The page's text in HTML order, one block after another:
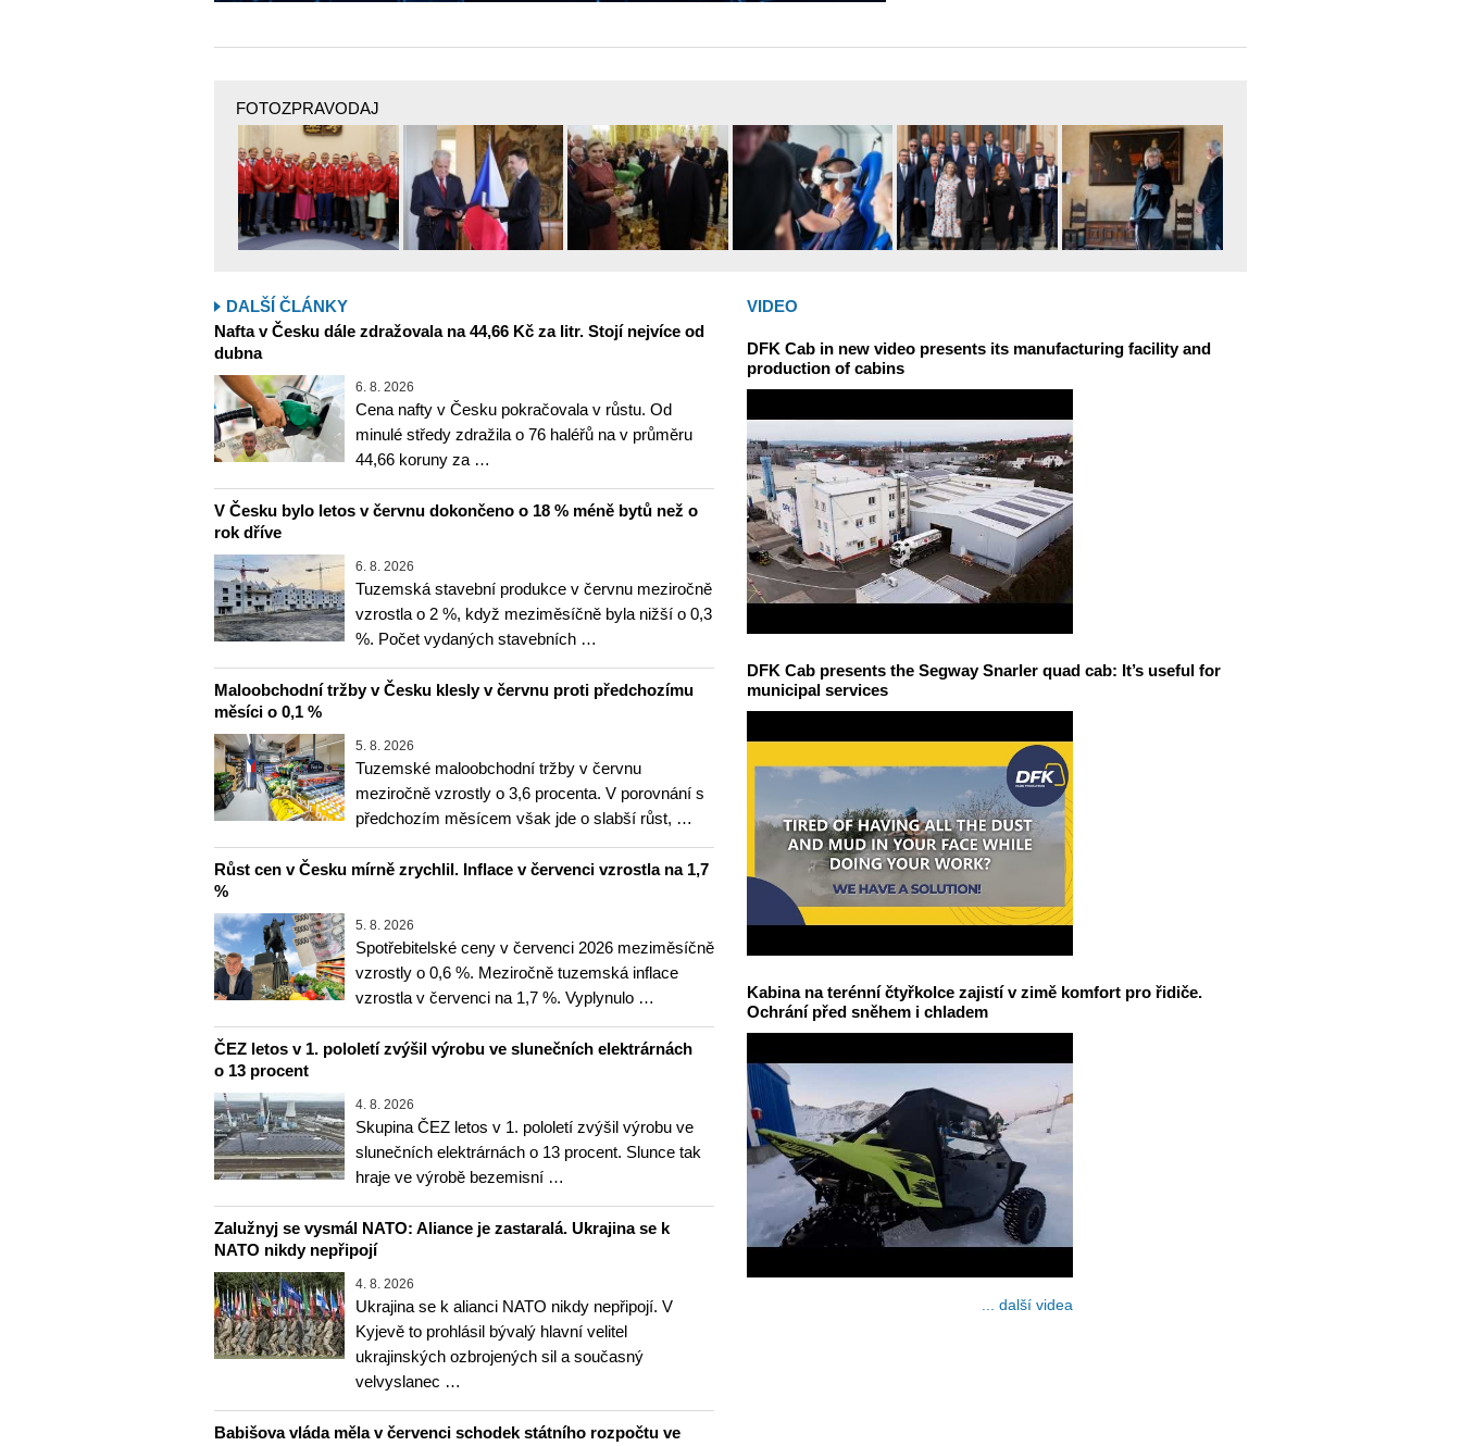
FOTOZPRAVODAJ
DALŠÍ ČLÁNKY
Nafta v Česku dále zdražovala na 44,66 Kč za litr. Stojí nejvíce od
dubna
6. 8. 2026
Cena nafty v Česku pokračovala v růstu. Od
minulé středy zdražila o 76 haléřů na v průměru
44,66 koruny za …
V Česku bylo letos v červnu dokončeno o 18 % méně bytů než o
rok dříve
6. 8. 2026
Tuzemská stavební produkce v červnu meziročně
vzrostla o 2 %, když meziměsíčně byla nižší o 0,3
%. Počet vydaných stavebních …
Maloobchodní tržby v Česku klesly v červnu proti předchozímu
měsíci o 0,1 %
5. 8. 2026
Tuzemské maloobchodní tržby v červnu
meziročně vzrostly o 3,6 procenta. V porovnání s
předchozím měsícem však jde o slabší růst, …
Růst cen v Česku mírně zrychlil. Inflace v červenci vzrostla na 1,7
%
5. 8. 2026
Spotřebitelské ceny v červenci 2026 meziměsíčně
vzrostly o 0,6 %. Meziročně tuzemská inflace
vzrostla v červenci na 1,7 %. Vyplynulo …
ČEZ letos v 1. pololetí zvýšil výrobu ve slunečních elektrárnách
o 13 procent
4. 8. 2026
Skupina ČEZ letos v 1. pololetí zvýšil výrobu ve
slunečních elektrárnách o 13 procent. Slunce tak
hraje ve výrobě bezemisní …
Zalužnyj se vysmál NATO: Aliance je zastaralá. Ukrajina se k
NATO nikdy nepřipojí
4. 8. 2026
Ukrajina se k alianci NATO nikdy nepřipojí. V
Kyjevě to prohlásil bývalý hlavní velitel
ukrajinských ozbrojených sil a současný
velvyslanec …
Babišova vláda měla v červenci schodek státního rozpočtu ve
VIDEO
DFK Cab in new video presents its manufacturing facility and
production of cabins
DFK Cab presents the Segway Snarler quad cab: It’s useful for
municipal services
Kabina na terénní čtyřkolce zajistí v zimě komfort pro řidiče.
Ochrání před sněhem i chladem
... další videa